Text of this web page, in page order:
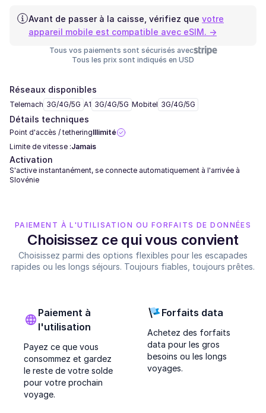
Avant de passer à la caisse, vérifiez que votre
appareil mobile est compatible avec eSIM. →
Tous vos paiements sont sécurisés avec
Tous les prix sont indiqués en USD
Réseaux disponibles
Telemach 3G/4G/5G A1 3G/4G/5G Mobitel 3G/4G/5G
Détails techniques
Point d'accès / tetheringIllimité
Limite de vitesse :Jamais
Activation
S'active instantanément, se connecte automatiquement à l'arrivée à
Slovénie
PAIEMENT À L'UTILISATION OU FORFAITS DE DONNÉES
Choisissez ce qui vous convient
Choisissez parmi des options flexibles pour les escapades
rapides ou les longs séjours. Toujours fiables, toujours prêtes.
Paiement à
l'utilisation
Payez ce que vous
consommez et gardez
le reste de votre solde
pour votre prochain
voyage.
Forfaits data
Achetez des forfaits
data pour les gros
besoins ou les longs
voyages.